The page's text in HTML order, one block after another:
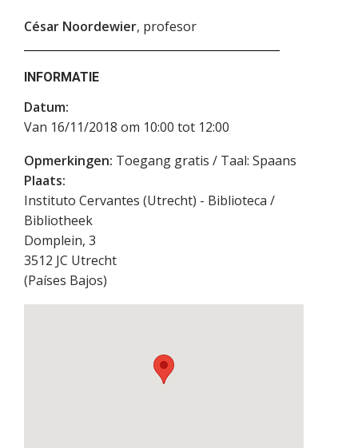
César Noordewier, profesor
INFORMATIE
Datum:
Van 16/11/2018 om 10:00 tot 12:00
Opmerkingen: Toegang gratis / Taal: Spaans
Plaats:
Instituto Cervantes (Utrecht) - Biblioteca /
Bibliotheek
Domplein, 3
3512 JC Utrecht
(Países Bajos)